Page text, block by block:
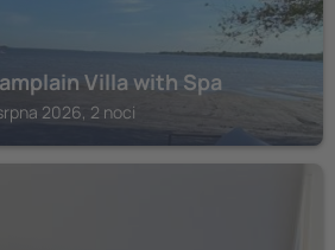
Villa with Spa
2026, 2 noci